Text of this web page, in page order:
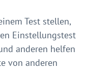
Test stellen,
Einstellungstest
anderen helfen
von anderen